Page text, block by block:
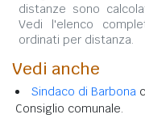
distanze sono
Vedi l'elenco
ordinati per distanza.
Vedi anche
Sindaco di Barbona
Consiglio comunale.